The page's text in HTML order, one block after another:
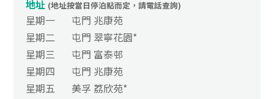
地址 (地址按當日停泊點而定，請電話查詢)
星期一
屯門 兆康苑
星期二
屯門 翠寧花園*
星期三
屯門 富泰邨
星期四
屯門 兆康苑
星期五
美孚 荔欣苑*